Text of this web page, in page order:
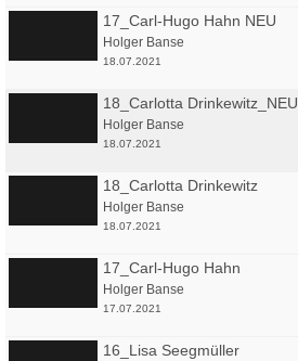
17_Carl-Hugo Hahn NEU
Holger Banse
18.07.2021
18_Carlotta Drinkewitz_NEU
Holger Banse
18.07.2021
18_Carlotta Drinkewitz
Holger Banse
18.07.2021
17_Carl-Hugo Hahn
Holger Banse
17.07.2021
16_Lisa Seegmüller